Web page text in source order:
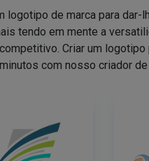
de marca para
tendo em mente a
Criar um
com nosso criador